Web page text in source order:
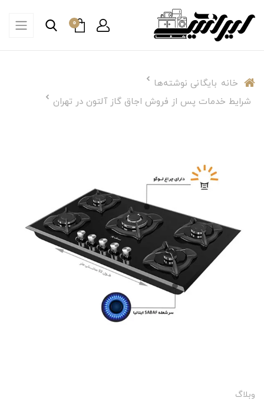
0
خانه بایگانی نوشته‌ها
شرایط خدمات پس از فروش اجاق گاز آلتون در تهران
وبلاگ